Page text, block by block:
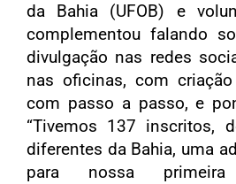
da Bahia (UFOB) e
complementou falando
divulgação nas redes
nas oficinas, com
com passo a passo, e
“Tivemos 137 inscritos,
diferentes da Bahia, uma
para nossa